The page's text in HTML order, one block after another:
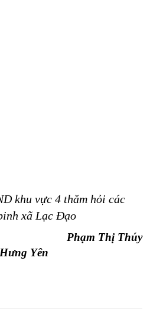
khu vực 4 thăm hỏi các
xã Lạc Đạo
Phạm Thị Thúy
Yên